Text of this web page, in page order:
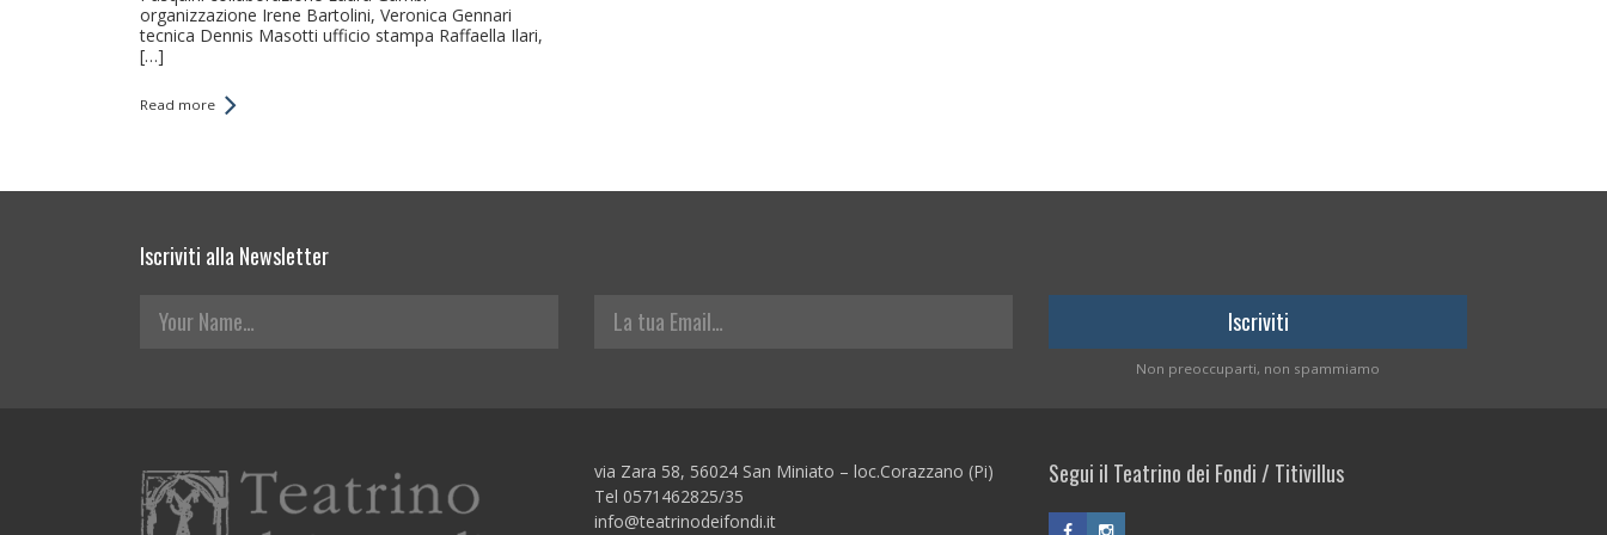
organizzazione Irene Bartolini, Veronica Gennari
tecnica Dennis Masotti ufficio stampa Raffaella Ilari,
[…]
Read more
Iscriviti alla Newsletter
Non preoccuparti, non spammiamo
via Zara 58, 56024 San Miniato – loc.Corazzano (Pi)
Tel 0571462825/35
info@teatrinodeifondi.it
Segui il Teatrino dei Fondi / Titivillus